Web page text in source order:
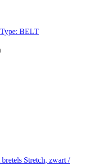
BELT
Stretch, zwart /